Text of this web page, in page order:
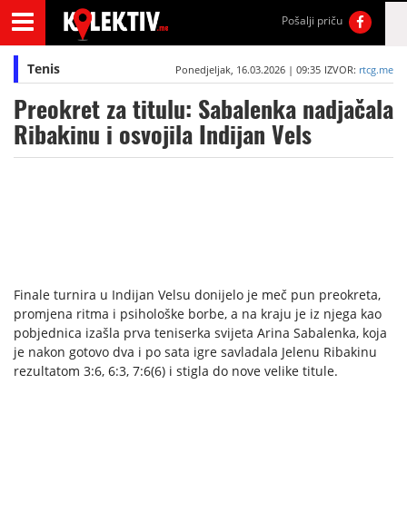
Pošalji priču
Tenis Ponedjeljak, 16.03.2026 | 09:35 IZVOR: rtcg.me
Preokret za titulu: Sabalenka nadjačala
Ribakinu i osvojila Indijan Vels
Finale turnira u Indijan Velsu donijelo je meč pun preokreta,
promjena ritma i psihološke borbe, a na kraju je iz njega kao
pobjednica izašla prva teniserka svijeta Arina Sabalenka, koja
je nakon gotovo dva i po sata igre savladala Jelenu Ribakinu
rezultatom 3:6, 6:3, 7:6(6) i stigla do nove velike titule.